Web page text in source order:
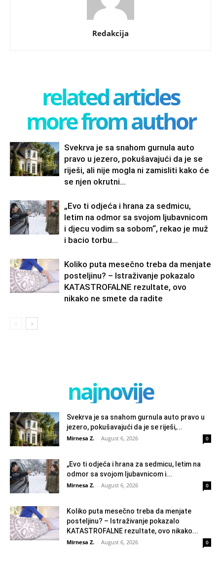
Redakcija
related articles
more from author
Svekrva je sa snahom gurnula auto
pravo u jezero, pokušavajući da je se
riješi, ali nije mogla ni zamisliti kako će
se njen okrutni...
„Evo ti odjeća i hrana za sedmicu,
letim na odmor sa svojom ljubavnicom
i djecu vodim sa sobom“, rekao je muž
i bacio torbu...
Koliko puta mesečno treba da menjate
posteljinu? – Istraživanje pokazalo
KATASTROFALNE rezultate, ovo
nikako ne smete da radite
najnovije
Svekrva je sa snahom gurnula auto pravo u
jezero, pokušavajući da je se riješi,...
Mirnesa Z. - August 6, 2026 0
„Evo ti odjeća i hrana za sedmicu, letim na
odmor sa svojom ljubavnicom i...
Mirnesa Z. - August 6, 2026 0
Koliko puta mesečno treba da menjate
posteljinu? – Istraživanje pokazalo
KATASTROFALNE rezultate, ovo nikako...
Mirnesa Z. - August 6, 2026 0